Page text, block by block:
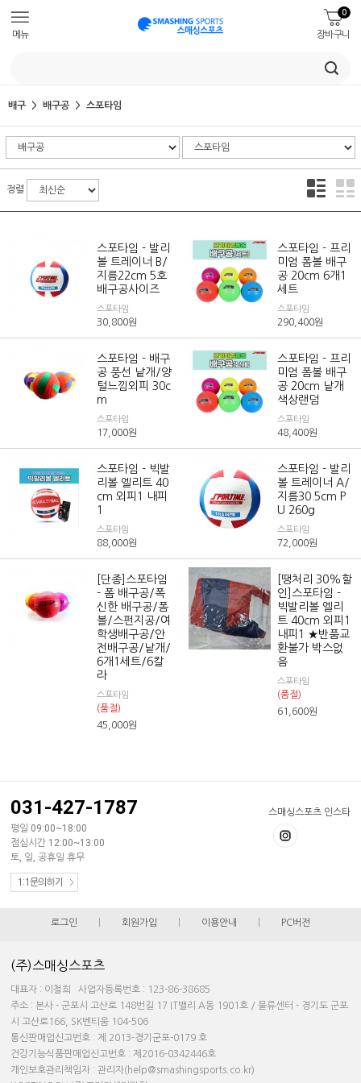
메뉴 장바구니
0
배구 배구공 스포타임
정렬
스포타임 - 발리
볼 트레이너 B/
지름22cm 5호
배구공사이즈
스포타임
30,800원
스포타임 - 프리
미엄 폼볼 배구
공 20cm 6개1
세트
스포타임
290,400원
스포타임 - 배구
공 풍선 낱개/양
털느낌외피 30c
m
스포타임
17,000원
스포타임 - 프리
미엄 폼볼 배구
공 20cm 낱개
색상랜덤
스포타임
48,400원
스포타임 - 빅발
리볼 엘리트 40
cm 외피1 내피
1
스포타임
88,000원
스포타임 - 발리
볼 트레이너 A/
지름30.5cm P
U 260g
스포타임
72,000원
[단종]스포타임
- 폼 배구공/폭
신한 배구공/폼
볼/스펀지공/여
학생배구공/안
전배구공/낱개/
6개1세트/6칼
라
스포타임
(품절)
45,000원
[땡처리 30%할
인]스포타임 -
빅발리볼 엘리
트 40cm 외피1
내피1 ★반품교
환불가 박스없
음
스포타임
(품절)
61,600원
스매싱스포츠 인스타
031-427-1787
평일 09:00~18:00
점심시간 12:00~13:00
토, 일, 공휴일 휴무
1:1문의하기
로그인 회원가입 이용안내 PC버전
(주)스매싱스포츠
대표자 : 이철희 사업자등록번호 : 123-86-38685
주소 : 본사 - 군포시 고산로 148번길 17 IT밸리 A동 1901호 / 물류센터 - 경기도 군포
시 고산로166, SK벤티움 104-506
통신판매업신고번호 : 제 2013-경기군포-0179 호
건강기능식품판매업신고번호 : 제2016-0342446호
개인보호관리책임자 : 관리자(help@smashingsports.co.kr)